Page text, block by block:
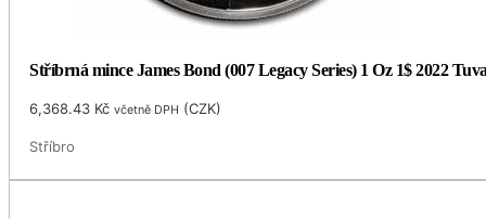
Stříbrná mince James Bond (007 Legacy Series) 1 Oz 1$ 2022
6,368.43 Kč včetně DPH (CZK)
Stříbro